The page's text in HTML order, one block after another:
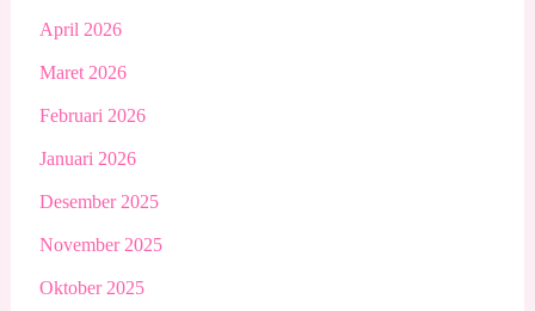
April 2026
Maret 2026
Februari 2026
Januari 2026
Desember 2025
November 2025
Oktober 2025